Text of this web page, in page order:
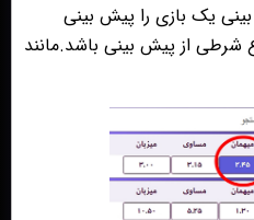
یک بازی را پیش بینی
شرطی از پیش بینی باشد.مانند